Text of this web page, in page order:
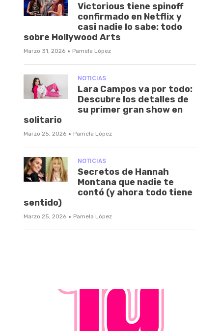
Victorious tiene spinoff
confirmado en Netflix y
casi nadie lo sabe: todo
sobre Hollywood Arts
Marzo 31, 2026 · Pamela López
NOTICIAS
Lara Campos va por todo:
Descubre los detalles de
su primer gran show en
solitario
Marzo 25, 2026 · Pamela López
NOTICIAS
Secretos de Hannah
Montana que nadie te
contó (y ahora todo tiene
sentido)
Marzo 25, 2026 · Pamela López